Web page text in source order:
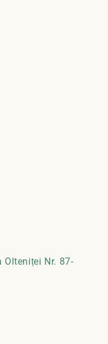
Nr. 87-